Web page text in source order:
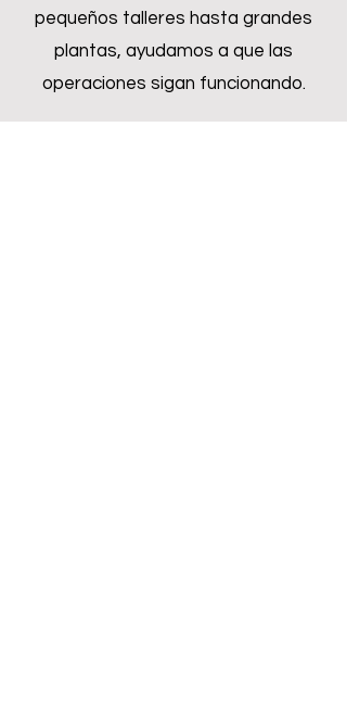
pequeños talleres hasta grandes
plantas, ayudamos a que las
operaciones sigan funcionando.